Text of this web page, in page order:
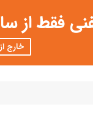
عصر و 3 تا 8 شب امکان
خارج